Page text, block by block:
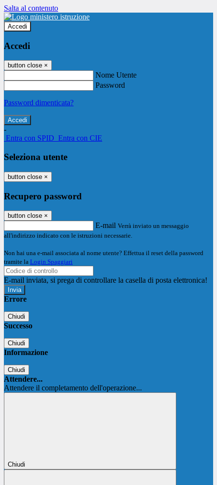
Salta al contenuto
Accedi
Accedi
button close ×
Nome Utente
Password
Password dimenticata?
-
Entra con SPID Entra con CIE
Seleziona utente
button close ×
Recupero password
button close ×
E-mail Verrà inviato un messaggio
all'indirizzo indicato con le istruzioni necessarie.
Non hai una e-mail associata al nome utente? Effettua il reset della password
tramite la Login Spaggiari
E-mail inviata, si prega di controllare la casella di posta elettronica!
Errore
Chiudi
Successo
Chiudi
Informazione
Chiudi
Attendere...
Attendere il completamento dell'operazione...
Chiudi